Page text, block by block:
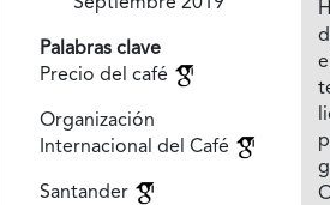
Palabras clave
Precio del café
Organización
Internacional del Café
Santander